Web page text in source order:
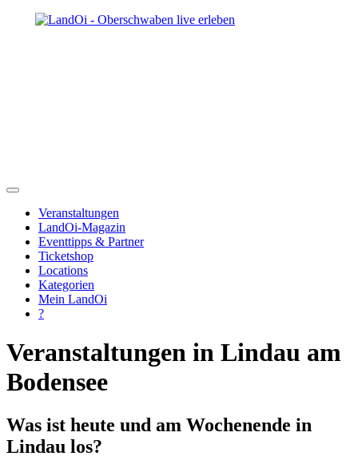
Veranstaltungen
LandOi-Magazin
Eventtipps & Partner
Ticketshop
Locations
Kategorien
Mein LandOi
?
Veranstaltungen in Lindau am
Bodensee
Was ist heute und am Wochenende in
Lindau los?